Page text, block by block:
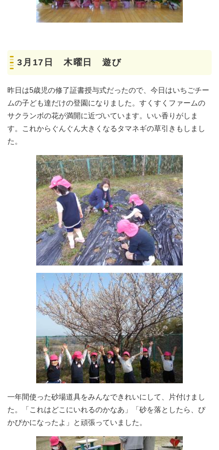
3月17日 木曜日 遊び
昨日は5歳児の修了証書授与式だったので、今日はいちごチー
ムの子ども達だけの登園になりました。すくすくファームの
サクランボの花が満開に近づいています。いい香りがしま
す。これからぐんぐん大きくなるタマネギの草引きもしまし
た。
一年間使った砂場道具をみんなできれいにして、片付けまし
た。「これはどこにいれるのかなあ」「砂を落としたら、ぴ
かぴかになったよ」と頑張っていました。